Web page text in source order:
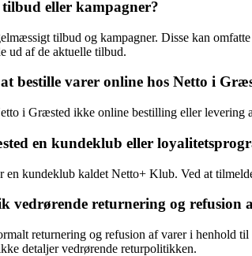
eller kampagner?
tilbud og kampagner. Disse kan
ud af de aktuelle tilbud.
bestille varer online hos Netto i
i Græsted ikke online bestilling eller levering
en kundeklub eller
kundeklub kaldet Netto+ Klub. Ved at
vedrørende returnering og refusion
returnering og refusion af varer i henhold
detaljer vedrørende returpolitikken.